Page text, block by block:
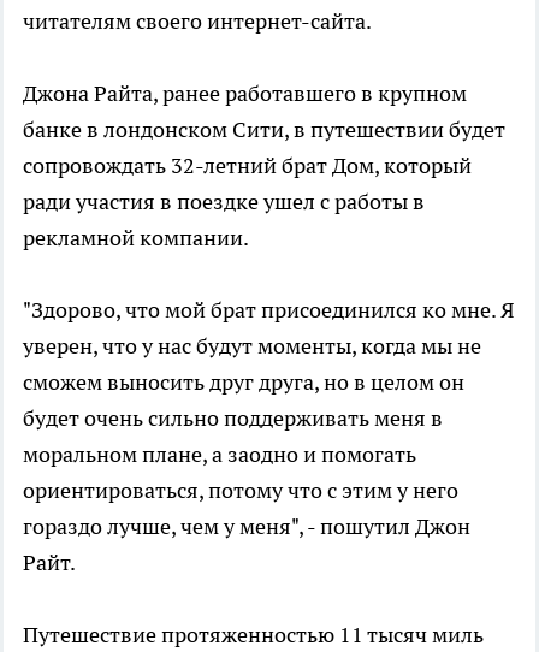
читателям своего интернет-сайта.
Джона Райта, ранее работавшего в крупном
банке в лондонском Сити, в путешествии будет
сопровождать 32-летний брат Дом, который
ради участия в поездке ушел с работы в
рекламной компании.
"Здорово, что мой брат присоединился ко мне. Я
уверен, что у нас будут моменты, когда мы не
сможем выносить друг друга, но в целом он
будет очень сильно поддерживать меня в
моральном плане, а заодно и помогать
ориентироваться, потому что с этим у него
гораздо лучше, чем у меня", - пошутил Джон
Райт.
Путешествие протяженностью 11 тысяч миль